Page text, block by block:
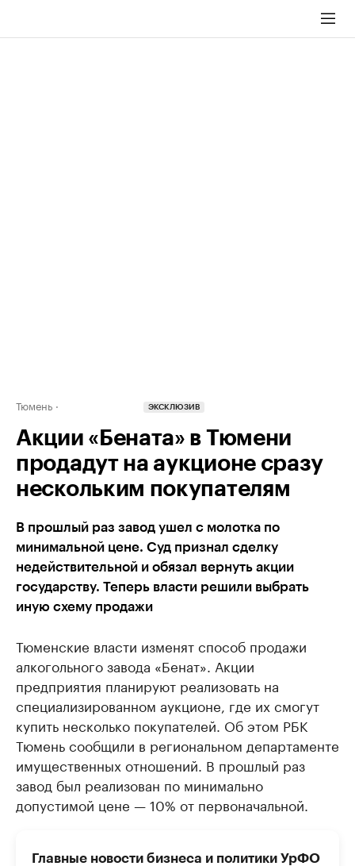
Тюмень ЭКСКЛЮЗИВ
Акции «Бената» в Тюмени
продадут на аукционе сразу
нескольким покупателям
В прошлый раз завод ушел с молотка по
минимальной цене. Суд признал сделку
недействительной и обязал вернуть акции
государству. Теперь власти решили выбрать
иную схему продажи
Тюменские власти изменят способ продажи
алкогольного завода «Бенат». Акции
предприятия планируют реализовать на
специализированном аукционе, где их смогут
купить несколько покупателей. Об этом РБК
Тюмень сообщили в региональном департаменте
имущественных отношений. В прошлый раз
завод был реализован по минимально
допустимой цене — 10% от первоначальной.
Главные новости бизнеса и политики УрФО